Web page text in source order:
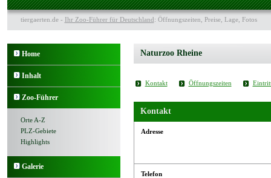
tiergaerten.de - Ihr Zoo-Führer für Deutschland: Öffnungszeiten, Preise, Lage, Fotos
Home
Inhalt
Zoo-Führer
Orte A-Z
PLZ-Gebiete
Highlights
Galerie
Naturzoo Rheine
Kontakt Öffnungszeiten
Kontakt
Adresse
Telefon